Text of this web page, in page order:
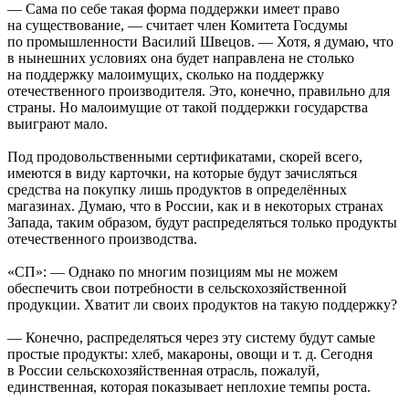
— Сама по себе такая форма поддержки имеет право
на существование, — считает член Комитета Госдумы
по промышленности Василий Швецов. — Хотя, я думаю, что
в нынешних условиях она будет направлена не столько
на поддержку малоимущих, сколько на поддержку
отечественного производителя. Это, конечно, правильно для
страны. Но малоимущие от такой поддержки государства
выиграют мало.
Под продовольственными сертификатами, скорей всего,
имеются в виду карточки, на которые будут зачисляться
средства на покупку лишь продуктов в определённых
магазинах. Думаю, что в России, как и в некоторых странах
Запада, таким образом, будут распределяться только продукты
отечественного производства.
«СП»: — Однако по многим позициям мы не можем
обеспечить свои потребности в сельскохозяйственной
продукции. Хватит ли своих продуктов на такую поддержку?
— Конечно, распределяться через эту систему будут самые
простые продукты: хлеб, макароны, овощи и т. д. Сегодня
в России сельскохозяйственная отрасль, пожалуй,
единственная, которая показывает неплохие темпы роста.